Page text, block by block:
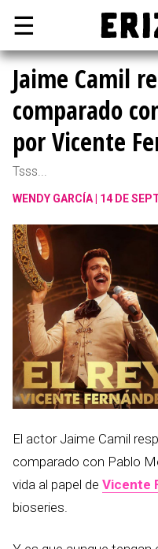
☰
Jaime Camil
comparado
por Vicente
Tsss...
WENDY GARCÍA 14 DE
El actor Jaime Camil
comparado con Pablo
vida al papel de Vicente
bioseries.